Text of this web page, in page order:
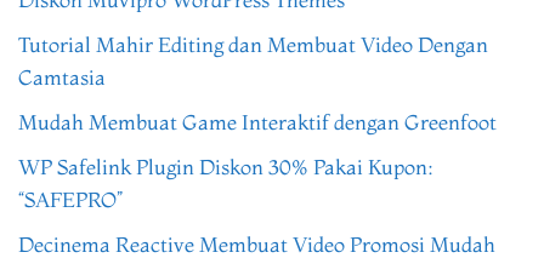
Tutorial Mahir Editing dan Membuat Video Dengan
Camtasia
Mudah Membuat Game Interaktif dengan Greenfoot
WP Safelink Plugin Diskon 30% Pakai Kupon:
“SAFEPRO”
Decinema Reactive Membuat Video Promosi Mudah